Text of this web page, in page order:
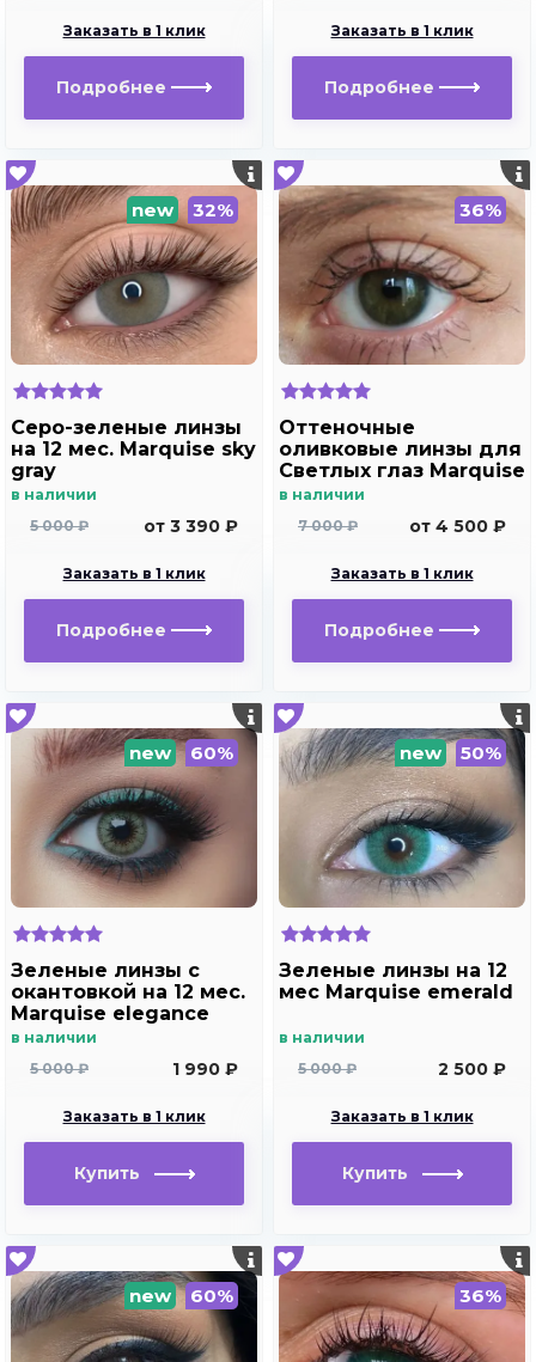
Заказать в 1 клик
Подробнее
Заказать в 1 клик
Подробнее
new 32%
Серо-зеленые линзы
на 12 мес. Marquise sky
gray
в наличии
5 000 ₽
от 3 390 ₽
Заказать в 1 клик
Подробнее
36%
Оттеночные
оливковые линзы для
Светлых глаз Marquise
Solo Olive
в наличии
7 000 ₽
от 4 500 ₽
Заказать в 1 клик
Подробнее
new 60%
Зеленые линзы c
окантовкой на 12 мес.
Marquise elegance
green m2
в наличии
5 000 ₽
1 990 ₽
Заказать в 1 клик
new 50%
Зеленые линзы на 12
мес Marquise emerald
в наличии
5 000 ₽
2 500 ₽
Заказать в 1 клик
new 60% 36%